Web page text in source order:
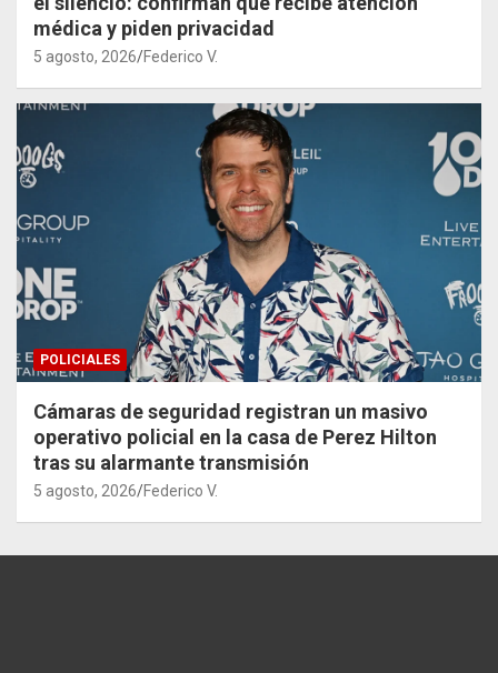
médica y piden privacidad
5 agosto, 2026 Federico V.
POLICIALES
Cámaras de seguridad registran un masivo
operativo policial en la casa de Perez Hilton
tras su alarmante transmisión
5 agosto, 2026 Federico V.